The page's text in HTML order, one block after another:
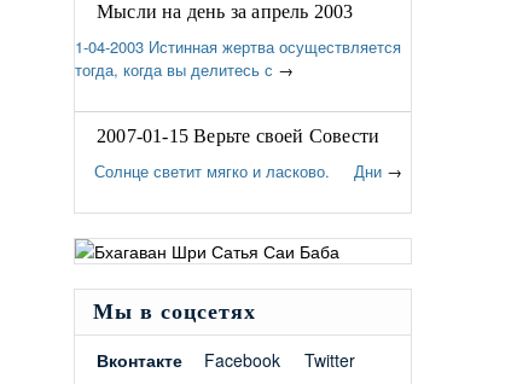
Мысли на день за апрель 2003
1-04-2003 Истинная жертва осуществляется
тогда, когда вы делитесь с →
2007-01-15 Верьте своей Совести
Солнце светит мягко и ласково. Дни →
Мы в соцсетях
Вконтакте
Facebook Twitter